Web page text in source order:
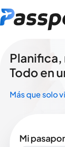
Planifica,
Todo en
Más que solo
Mi